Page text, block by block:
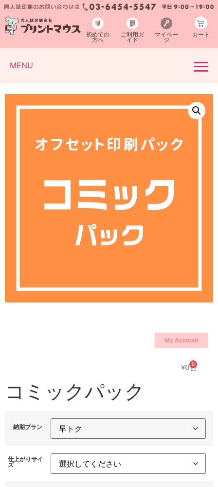
初めての
方へ
ご利用ガ
イド
マイペー
ジ
カート
MENU
My Account
¥0 0
コミックパック
納期プラン
仕上がりサイ
ズ